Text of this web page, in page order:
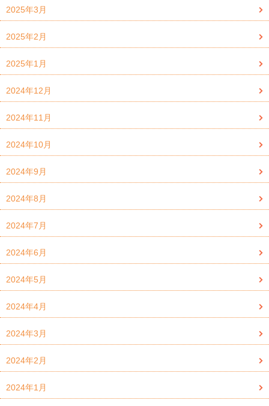
2025年3月
2025年2月
2025年1月
2024年12月
2024年11月
2024年10月
2024年9月
2024年8月
2024年7月
2024年6月
2024年5月
2024年4月
2024年3月
2024年2月
2024年1月